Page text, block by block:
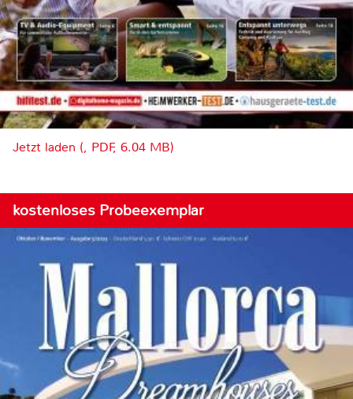
Jetzt laden (, PDF, 6.04 MB)
kostenloses Probeexemplar